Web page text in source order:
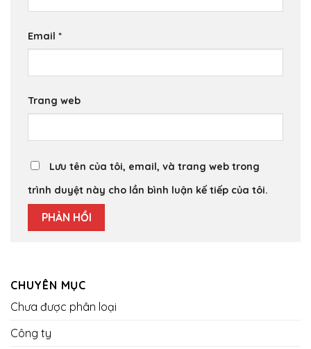
Email *
Trang web
Lưu tên của tôi, email, và trang web trong
trình duyệt này cho lần bình luận kế tiếp của tôi.
CHUYÊN MỤC
Chưa được phân loại
Công ty